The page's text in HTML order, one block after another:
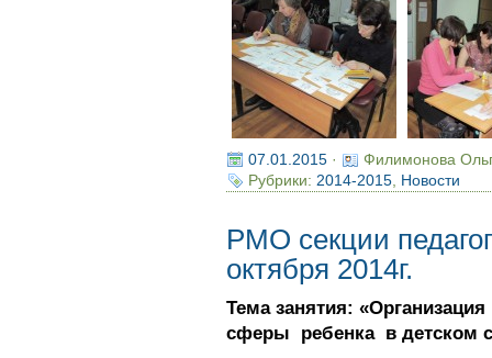
07.01.2015·
Филимонова
Рубрики: 2014-2015, Новости
РМО секции
октября 2014г.
Тема занятия:
сферы ребенка в детском